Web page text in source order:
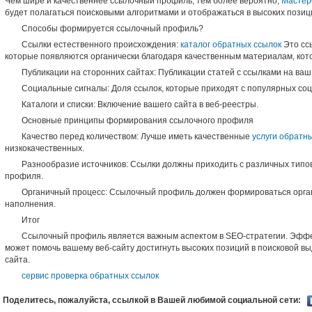
будет полагаться поисковыми алгоритмами и отображаться в высоких
Способы формируется ссылочный профиль?
Ссылки естественного происхождения: каталог обратных ссылок Это
которые появляются органически благодаря качественным материалам,
Публикации на сторонних сайтах: Публикации статей с ссылками на
Социальные сигналы: Доля ссылок, которые приходят с популярных
Каталоги и списки: Включение вашего сайта в веб-реестры.
Основные принципы формирования ссылочного профиля
Качество перед количеством: Лучше иметь качественные услуги
низкокачественных.
Разнообразие источников: Ссылки должны приходить с различных
профиля.
Органичный процесс: Ссылочный профиль должен формироваться
наполнения.
Итог
Ссылочный профиль является важным аспектом в SEO-стратегии.
может помочь вашему веб-сайту достигнуть высоких позиций в поисковой
сайта.
сервис проверка обратных ссылок
Поделитесь, пожалуйста, ссылкой в Вашей любимой социальной сети: